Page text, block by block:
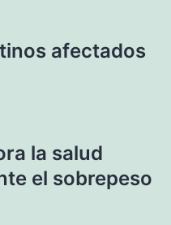
afectados
la salud
el sobrepeso